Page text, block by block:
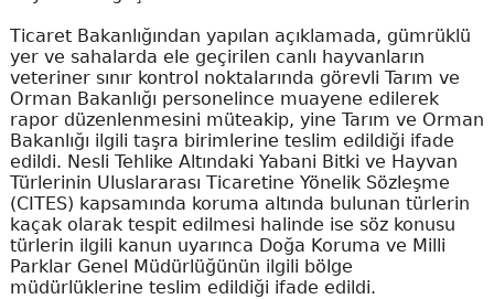
Ticaret Bakanlığından yapılan açıklamada, gümrüklü
yer ve sahalarda ele geçirilen canlı hayvanların
veteriner sınır kontrol noktalarında görevli Tarım ve
Orman Bakanlığı personelince muayene edilerek
rapor düzenlenmesini müteakip, yine Tarım ve Orman
Bakanlığı ilgili taşra birimlerine teslim edildiği ifade
edildi. Nesli Tehlike Altındaki Yabani Bitki ve Hayvan
Türlerinin Uluslararası Ticaretine Yönelik Sözleşme
(CITES) kapsamında koruma altında bulunan türlerin
kaçak olarak tespit edilmesi halinde ise söz konusu
türlerin ilgili kanun uyarınca Doğa Koruma ve Milli
Parklar Genel Müdürlüğünün ilgili bölge
müdürlüklerine teslim edildiği ifade edildi.